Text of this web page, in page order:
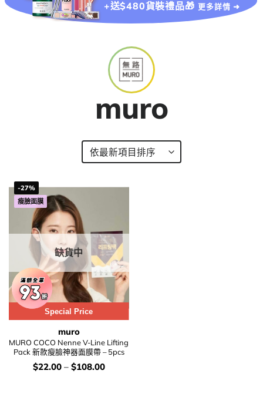
+送$480貨裝禮品🎁 更多詳情 ➜
muro
-27%
瘦臉面膜
Special Price
缺貨中
muro
MURO COCO Nenne V-Line Lifting
Pack 新款瘦臉神器面膜帶 – 5pcs
價
$22.00– $108.00